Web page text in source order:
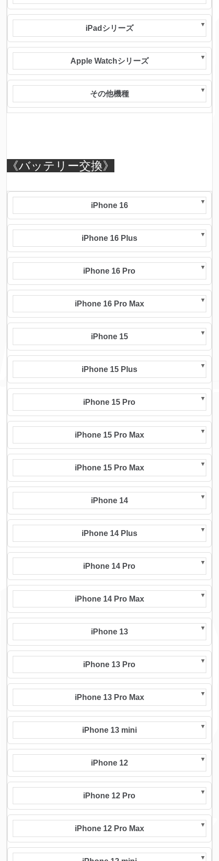
iPadシリーズ
Apple Watchシリーズ
その他機種
《バッテリー交換》
iPhone 16
iPhone 16 Plus
iPhone 16 Pro
iPhone 16 Pro Max
iPhone 15
iPhone 15 Plus
iPhone 15 Pro
iPhone 15 Pro Max
iPhone 15 Pro Max
iPhone 14
iPhone 14 Plus
iPhone 14 Pro
iPhone 14 Pro Max
iPhone 13
iPhone 13 Pro
iPhone 13 Pro Max
iPhone 13 mini
iPhone 12
iPhone 12 Pro
iPhone 12 Pro Max